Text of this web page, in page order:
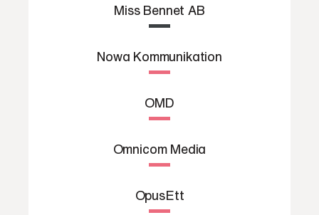
Miss Bennet AB
Nowa Kommunikation
OMD
Omnicom Media
OpusEtt